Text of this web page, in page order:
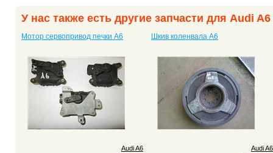
У нас также есть другие запчасти для Audi A6
Мотор сервопривод печки A6
Audi A6
Шкив коленвала A6
Audi A6